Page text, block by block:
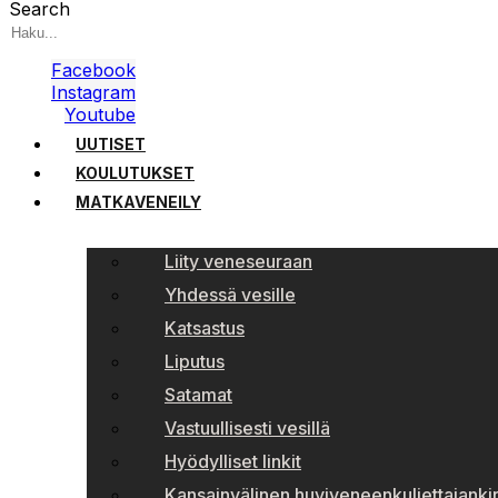
Search
Facebook
Instagram
Youtube
UUTISET
KOULUTUKSET
MATKAVENEILY
Liity veneseuraan
Yhdessä vesille
Katsastus
Liputus
Satamat
Vastuullisesti vesillä
Hyödylliset linkit